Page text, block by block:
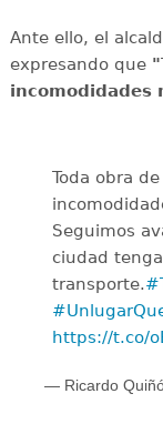
Ante ello, el
expresando que
incomodidades
Toda obra
Seguimos
ciudad
transporte.
https://t.co/
— Ricardo